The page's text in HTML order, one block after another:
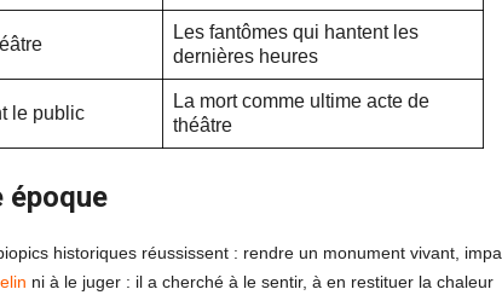
Les fantômes qui hantent les
dernières heures
le public
La mort comme ultime acte de
théâtre
époque
historiques réussissent : rendre un monument vivant,
ni à le juger : il a cherché à le sentir, à en restituer la chaleur